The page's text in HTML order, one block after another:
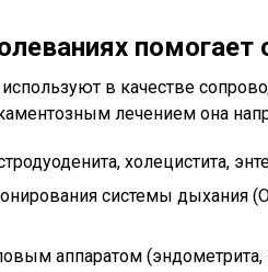
помогает
в качестве
лечением она
холецистита,
системы дыхания
аппаратом